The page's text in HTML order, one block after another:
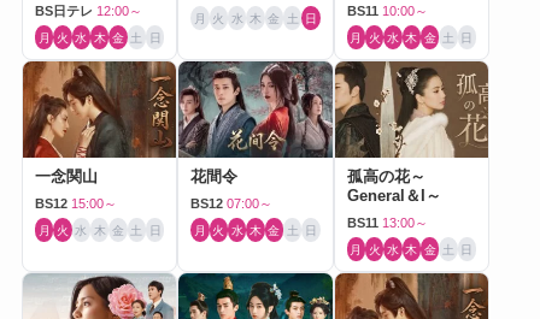
BS日テレ 12:00～
月 火 水 木 金 土 日
月 火 水 木 金 土 日 BS11 10:00～
月 火 水 木 金 土 日
一念関山
BS12 15:00～
月 火 水 木 金 土 日
花間令
BS12 07:00～
月 火 水 木 金 土 日
孤高の花～
General＆I～
BS11 13:00～
月 火 水 木 金 土 日